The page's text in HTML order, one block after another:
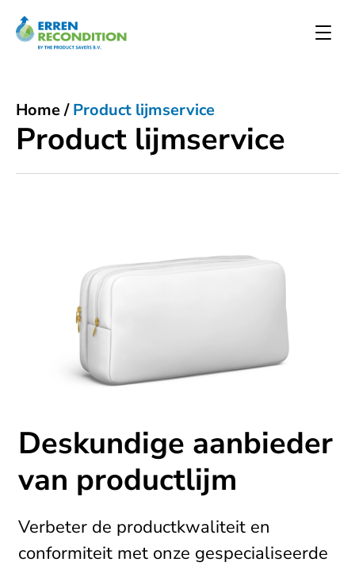
Product lijmservice
Home/Product lijmservice
Deskundige aanbieder
van productlijm
Verbeter de productkwaliteit en
conformiteit met onze gespecialiseerde